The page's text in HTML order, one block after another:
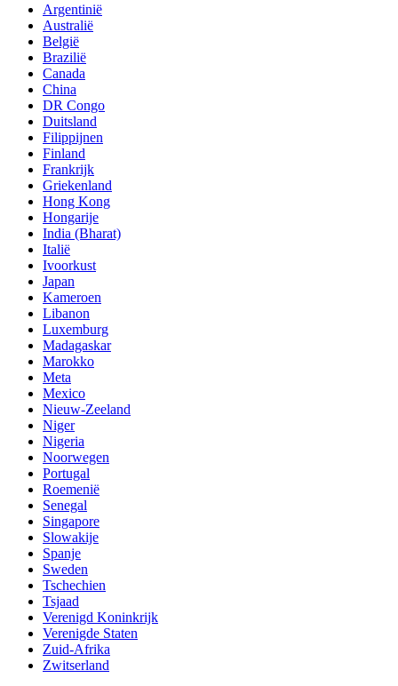
Argentinië
Australië
België
Brazilië
Canada
China
DR Congo
Duitsland
Filippijnen
Finland
Frankrijk
Griekenland
Hong Kong
Hongarije
India (Bharat)
Italië
Ivoorkust
Japan
Kameroen
Libanon
Luxemburg
Madagaskar
Marokko
Meta
Mexico
Nieuw-Zeeland
Niger
Nigeria
Noorwegen
Portugal
Roemenië
Senegal
Singapore
Slowakije
Spanje
Sweden
Tschechien
Tsjaad
Verenigd Koninkrijk
Verenigde Staten
Zuid-Afrika
Zwitserland